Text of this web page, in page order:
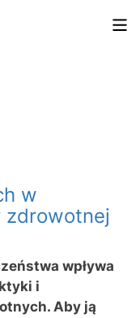
w
zdrowotnej
wpływa
i
Aby ją